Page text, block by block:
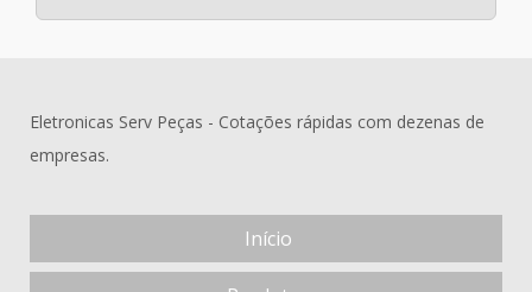
Eletronicas Serv Peças - Cotações rápidas com dezenas de
empresas.
Início